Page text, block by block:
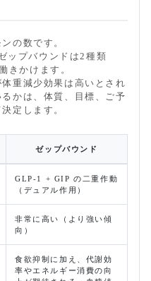
の数です。
ップバウンドは2種類
きかけます。
重減少効果は高いとされ
かは、体質、目標、ご予
定します。
ゼップバウンド
GLP-1 + GIP の二重作動
（デュアル作用）
非常に高い（より強い傾
向）
食欲抑制に加え、代謝効
率やエネルギー消費の向